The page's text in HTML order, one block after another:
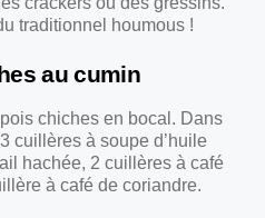
traditionnel houmous !
au cumin
chiches en bocal. Dans
cuillères à soupe d’huile
hachée, 2 cuillères à café
à café de coriandre.